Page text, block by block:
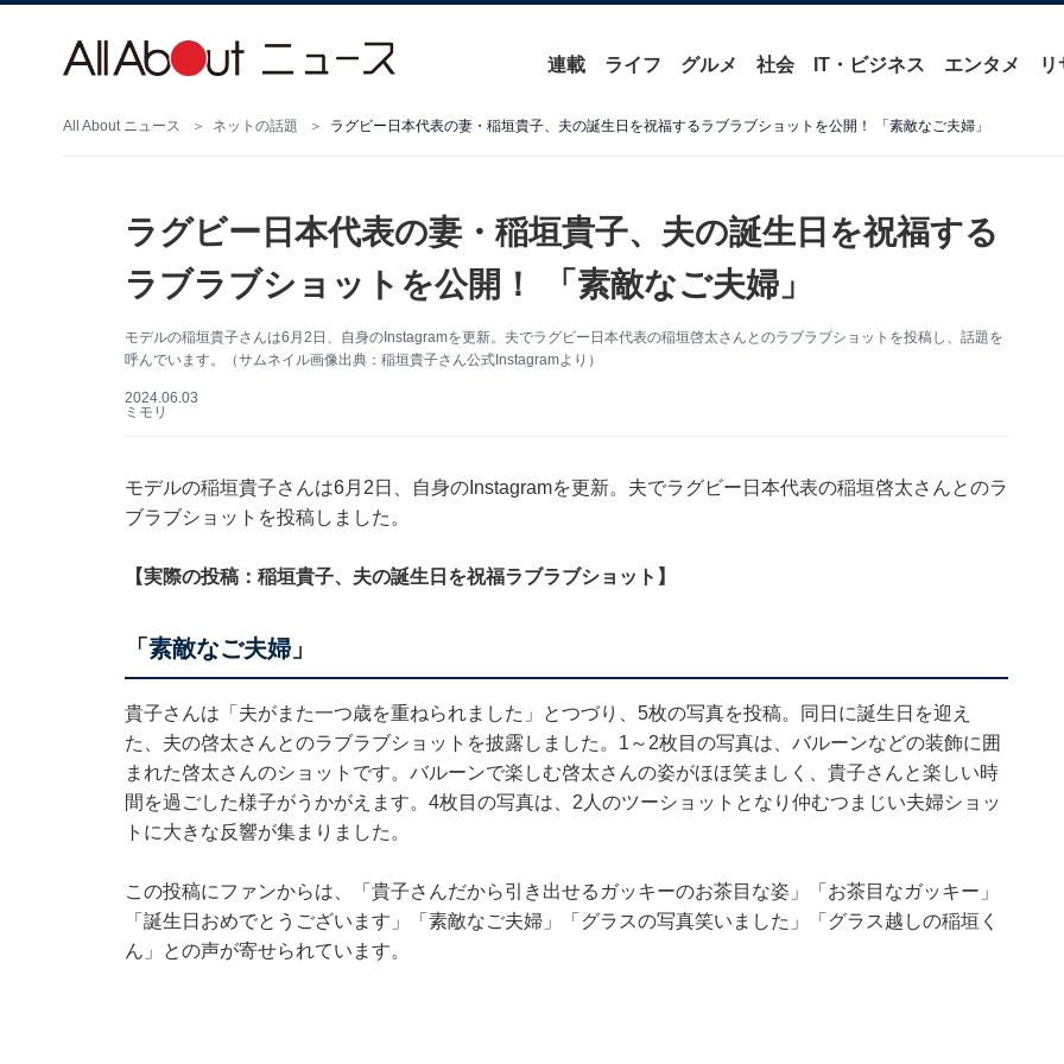
連載 ライフ グルメ 社会 IT・ビジネス エンタメ リ
All About ニュース ネットの話題 ラグビー日本代表の妻・稲垣貴子、夫の誕生日を祝福するラブラブショットを公開！ 「素敵なご夫婦」
ラグビー日本代表の妻・稲垣貴子、夫の誕生日を祝福する
ラブラブショットを公開！ 「素敵なご夫婦」
モデルの稲垣貴子さんは6月2日、自身のInstagramを更新。夫でラグビー日本代表の稲垣啓太さんとのラブラブショットを投稿し、話題を
呼んでいます。（サムネイル画像出典：稲垣貴子さん公式Instagramより）
2024.06.03
ミモリ
モデルの稲垣貴子さんは6月2日、自身のInstagramを更新。夫でラグビー日本代表の稲垣啓太さんとのラ
ブラブショットを投稿しました。
【実際の投稿：稲垣貴子、夫の誕生日を祝福ラブラブショット】
「素敵なご夫婦」
貴子さんは「夫がまた一つ歳を重ねられました」とつづり、5枚の写真を投稿。同日に誕生日を迎え
た、夫の啓太さんとのラブラブショットを披露しました。1～2枚目の写真は、バルーンなどの装飾に囲
まれた啓太さんのショットです。バルーンで楽しむ啓太さんの姿がほほ笑ましく、貴子さんと楽しい時
間を過ごした様子がうかがえます。4枚目の写真は、2人のツーショットとなり仲むつまじい夫婦ショッ
トに大きな反響が集まりました。
この投稿にファンからは、「貴子さんだから引き出せるガッキーのお茶目な姿」「お茶目なガッキー」
「誕生日おめでとうございます」「素敵なご夫婦」「グラスの写真笑いました」「グラス越しの稲垣く
ん」との声が寄せられています。